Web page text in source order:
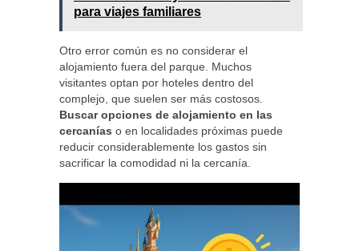
para viajes familiares
Otro error común es no considerar el
alojamiento fuera del parque. Muchos
visitantes optan por hoteles dentro del
complejo, que suelen ser más costosos.
Buscar opciones de alojamiento en las
cercanías o en localidades próximas puede
reducir considerablemente los gastos sin
sacrificar la comodidad ni la cercanía.